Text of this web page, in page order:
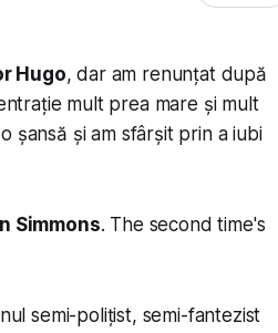
Hugo, dar am renunțat după
mult prea mare și mult
șansă și am sfârșit prin a iubi
Simmons. The second time's
semi-polițist, semi-fantezist